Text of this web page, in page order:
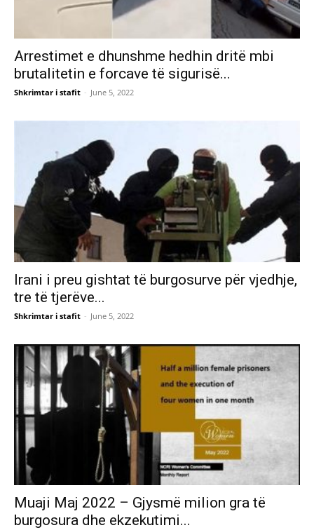
Arrestimet e dhunshme hedhin dritë mbi
brutalitetin e forcave të sigurisë...
Shkrimtar i stafit - June 5, 2022
Irani i preu gishtat të burgosurve për vjedhje,
tre të tjerëve...
Shkrimtar i stafit - June 5, 2022
Muaji Maj 2022 – Gjysmë milion gra të
burgosura dhe ekzekutimi...